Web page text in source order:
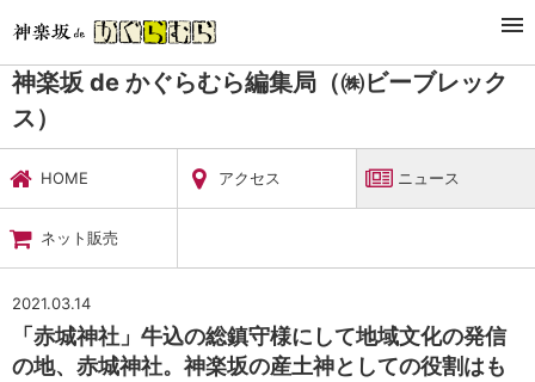
暮らし・娯楽
神楽坂 de かぐらむら編集局（㈱ビーブレックス）
ニュース
神楽坂 de かぐらむら編集局（㈱ビーブレック
ス）
HOME アクセス ニュース
ネット販売
2021.03.14
「赤城神社」牛込の総鎮守様にして地域文化の発信
の地、赤城神社。神楽坂の産土神としての役割はも